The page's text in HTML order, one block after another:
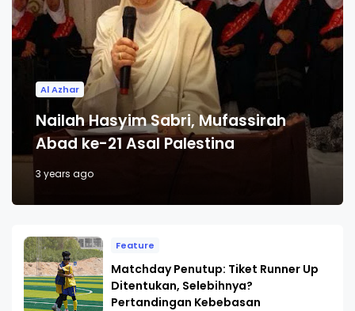
Al Azhar
Nailah Hasyim Sabri, Mufassirah
Abad ke-21 Asal Palestina
3 years ago
Feature
Matchday Penutup: Tiket Runner Up
Ditentukan, Selebihnya?
Pertandingan Kebebasan